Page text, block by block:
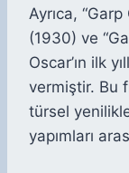
Ayrıca,
(1930) ve
Oscar’ın ilk
vermiştir. Bu
türsel
yapımları